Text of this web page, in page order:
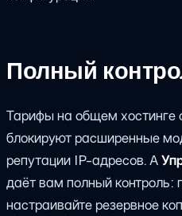
Полный
Тарифы на общем хостинге
блокируют расширенные
репутации IP-адресов. A
даёт вам полный контроль:
настраивайте резервное